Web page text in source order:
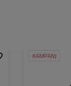
KAMPANJ